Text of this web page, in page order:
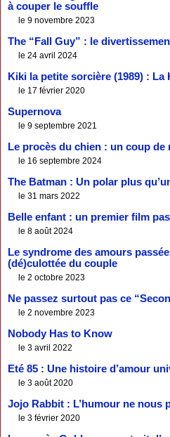
à couper le souffle
le 9 novembre 2023
The “Fall Guy” : le
le 24 avril 2024
Kiki la petite sorcière (1989) :
le 17 février 2020
Supernova
le 9 septembre 2021
Le procès du chien : un coup de
le 16 septembre 2024
The Batman : Un polar plus
le 31 mars 2022
Belle enfant : un premier film
le 8 août 2024
Le syndrome des amours
(dé)culottée du couple
le 2 octobre 2023
Ne passez surtout pas ce
le 2 novembre 2023
Nobody Has to Know
le 3 avril 2022
Eté 85 : Une histoire d’amour
le 3 août 2020
Jojo Rabbit : L’humour ne nous
le 3 février 2020